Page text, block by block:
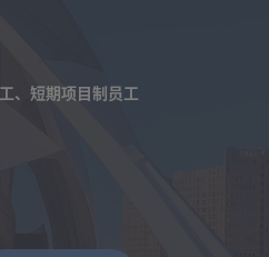
、短期项目制员工